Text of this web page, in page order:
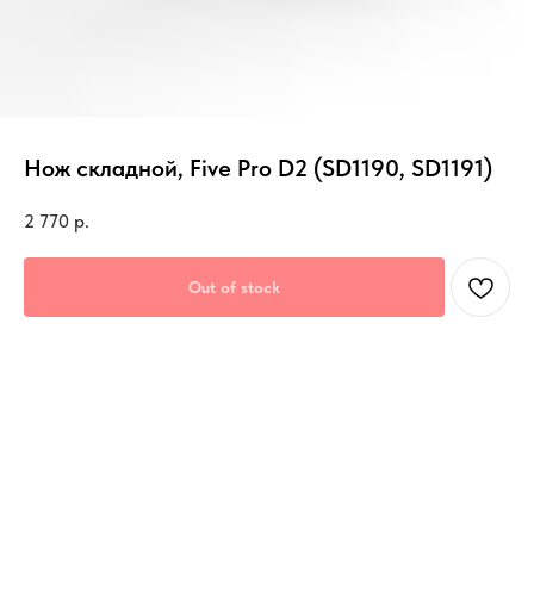
Нож складной, Five Pro D2 (SD1190, SD1191)
2 770 р.
Out of stock